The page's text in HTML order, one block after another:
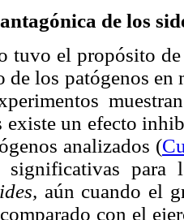
de los
tuvo el propósito
de los patógenos
existe un efecto
analizados (
significativas para
aún cuando el
con el